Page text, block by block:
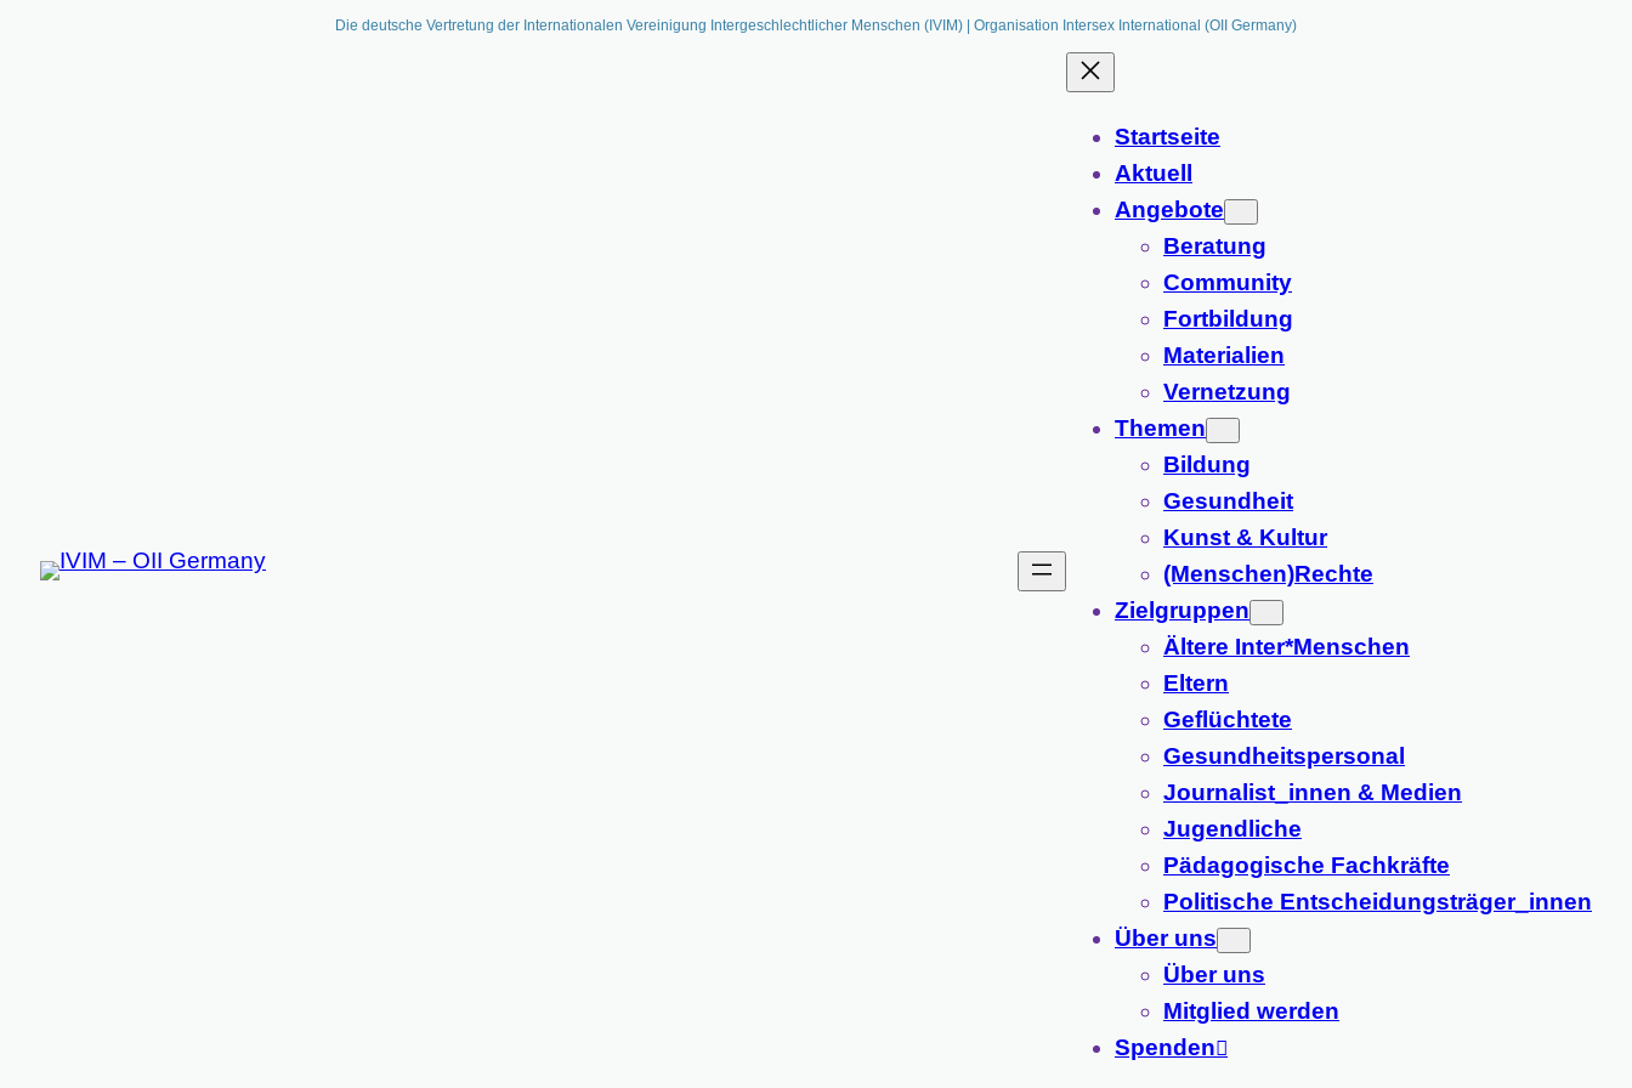
Die deutsche Vertretung der Internationalen Vereinigung Intergeschlechtlicher Menschen (IVIM) | Organisation Intersex International (OII Germany)
Startseite
Aktuell
Angebote
Beratung
Community
Fortbildung
Materialien
Vernetzung
Themen
Bildung
Gesundheit
Kunst & Kultur
(Menschen)Rechte
Zielgruppen
Ältere Inter*Menschen
Eltern
Geflüchtete
Gesundheitspersonal
Journalist_innen & Medien
Jugendliche
Pädagogische Fachkräfte
Politische Entscheidungsträger_innen
Über uns
Über uns
Mitglied werden
Spenden